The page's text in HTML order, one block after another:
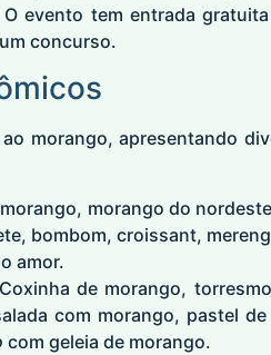
O evento tem entrada
concurso.
morango, apresentando
morango do
bombom, croissant,
amor.
Coxinha de morango,
com morango, pastel
com geleia de morango.